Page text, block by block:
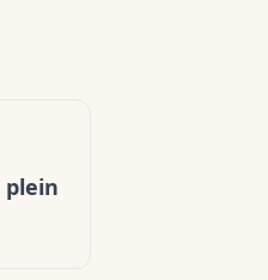
plein